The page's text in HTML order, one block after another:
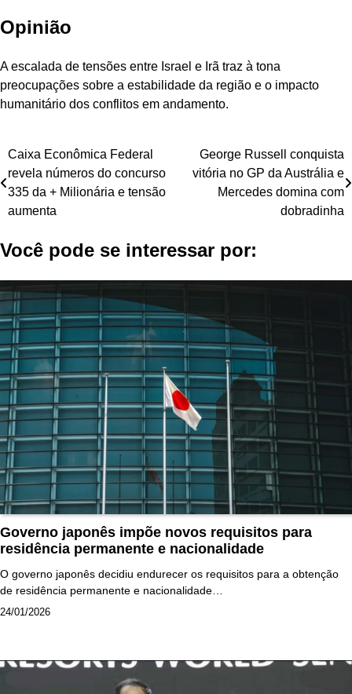
Opinião
A escalada de tensões entre Israel e Irã traz à tona
preocupações sobre a estabilidade da região e o impacto
humanitário dos conflitos em andamento.
Navegação
de
Post
Caixa Econômica Federal
revela números do concurso
335 da + Milionária e tensão
aumenta
George Russell conquista
vitória no GP da Austrália e
Mercedes domina com
dobradinha
Você pode se interessar por:
Governo japonês impõe novos requisitos para
residência permanente e nacionalidade
O governo japonês decidiu endurecer os requisitos para a obtenção
de residência permanente e nacionalidade…
24/01/2026